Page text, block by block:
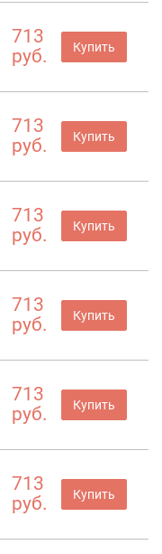
713
руб.
Купить
713
руб.
Купить
713
руб.
Купить
713
руб.
Купить
713
руб.
Купить
713
руб.
Купить